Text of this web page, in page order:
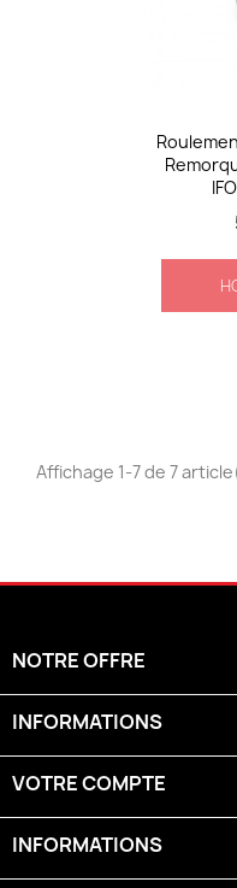
Affichage 1-7 de 7
NOTRE OFFRE
INFORMATIONS
VOTRE COMPTE
INFORMATIONS